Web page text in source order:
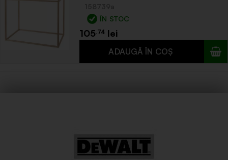
ÎN STOC
105.74